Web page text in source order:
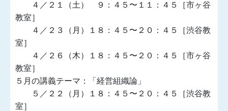
４／２１（土） ９：４５〜１１：４５［市ヶ谷
教室］
４／２３（月）１８：４５〜２０：４５［渋谷教
室］
４／２６（木）１８：４５〜２０：４５［市ヶ谷
教室］
５月の講義テーマ：「経営組織論」
５／２２（月）１８：４５〜２０：４５［渋谷教
室］